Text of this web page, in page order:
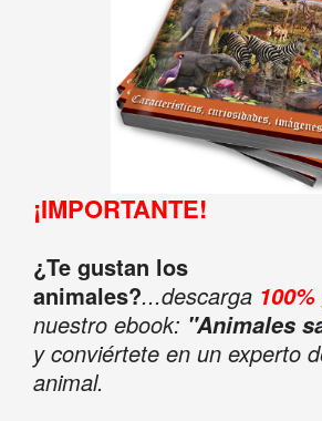
¡IMPORTANTE!
¿Te gustan los
animales?...descarga
nuestro ebook: "Animales
y conviértete en un experto
animal.